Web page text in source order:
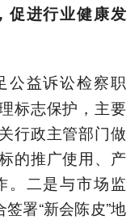
促进行业健康发
公益诉讼检察职
标志保护，主要
行政主管部门做
的推广使用、产
。二是与市场监
署“新会陈皮”地